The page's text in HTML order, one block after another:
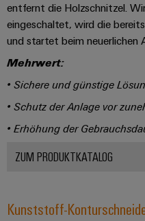
entfernt die Holzschnitzel.
eingeschaltet, wird die
und startet beim neuerlichen
Mehrwert:
• Sichere und günstige
• Schutz der Anlage vor
• Erhöhung der
ZUM PRODUKTKATALOG
Kunststoff-